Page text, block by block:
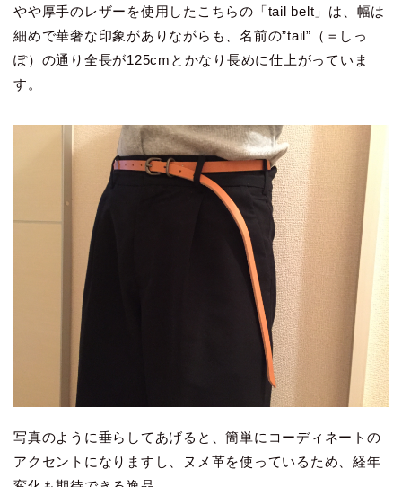
やや厚手のレザーを使用したこちらの「tail belt」は、幅は
細めで華奢な印象がありながらも、名前の”tail”（＝しっ
ぽ）の通り全長が125cmとかなり長めに仕上がっていま
す。
写真のように垂らしてあげると、簡単にコーディネートの
アクセントになりますし、ヌメ革を使っているため、経年